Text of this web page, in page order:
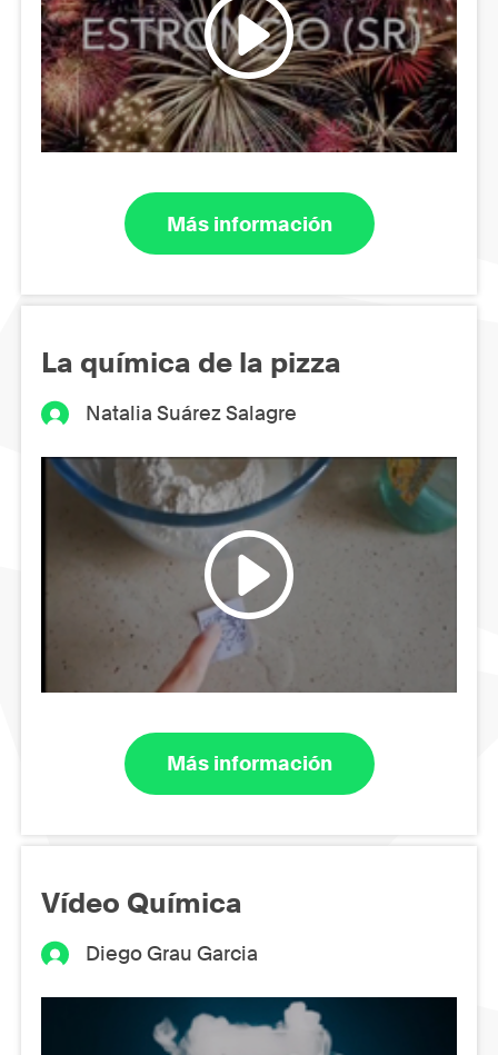
Más información
La química de la pizza
Natalia Suárez Salagre
Más información
Vídeo Química
Diego Grau Garcia